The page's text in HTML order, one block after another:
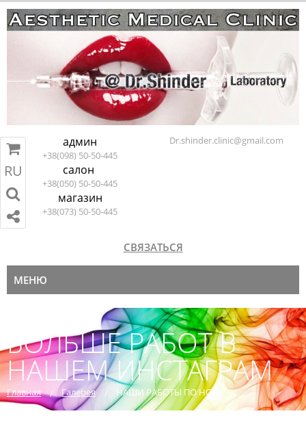
админ
+38(098) 50-50-445
салон
+38(050) 50-50-445
магазин
+38(073) 50-50-445
Dr.shinder.clinic@gmail.com
СВЯЗАТЬСЯ
МЕНЮ
ПЕРЕЙТИ В КОРЗИНУ
RU EN
БОЛЬШЕ РАБОТ В
НАШЕМ ИНСТАГРАМ
Главная Галерея НАШИ РАБОТЫ ПО НОСУ